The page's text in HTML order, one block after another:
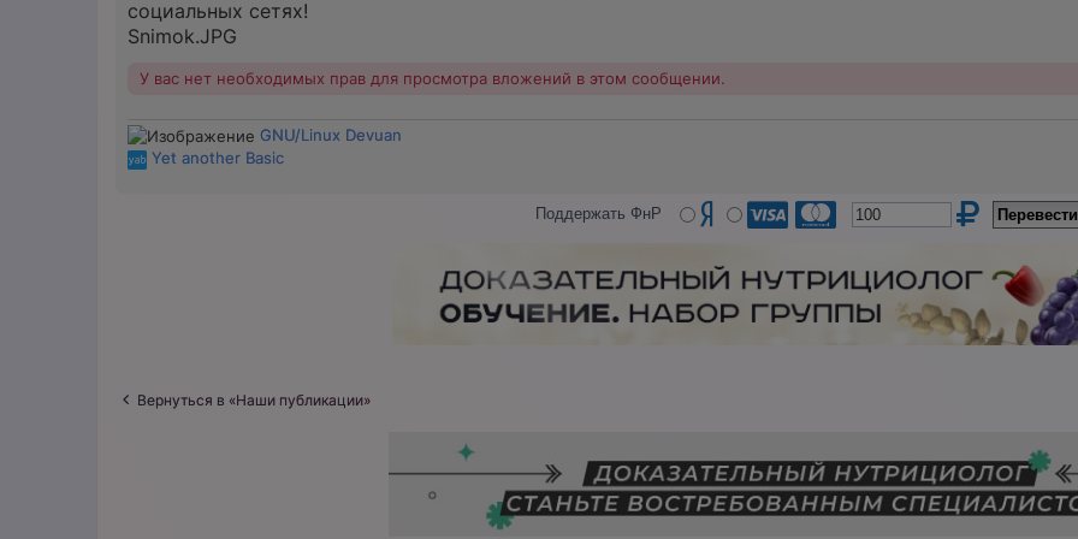
социальных сетях!
Snimok.JPG
У вас нет необходимых прав для просмотра вложений в этом сообщении.
GNU/Linux Devuan
Yet another Basic
Поддержать ФнР
Вернуться в «Наши публикации»